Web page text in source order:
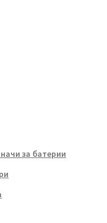
за батерии